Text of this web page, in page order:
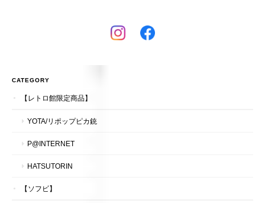
CATEGORY
【レトロ館限定商品】
YOTA/リポップピカ銃
P@INTERNET
HATSUTORIN
【ソフビ】